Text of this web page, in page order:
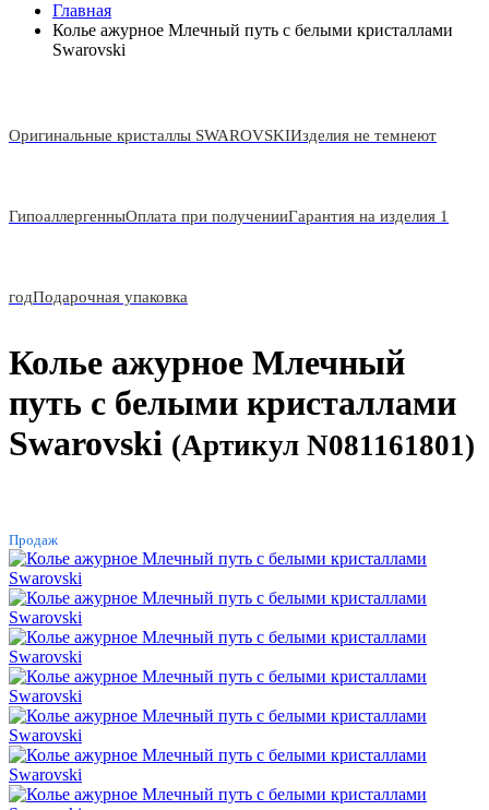
Главная
Колье ажурное Млечный путь с белыми кристаллами
Swarovski
Оригинальные кристаллы SWAROVSKIИзделия не темнеют
ГипоаллергенныОплата при полученииГарантия на изделия 1
годПодарочная упаковка
Колье ажурное Млечный
путь с белыми кристаллами
Swarovski (Артикул N081161801)
Продаж